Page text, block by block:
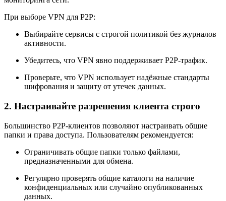
При выборе VPN для P2P:
Выбирайте сервисы с строгой политикой без журналов
активности.
Убедитесь, что VPN явно поддерживает P2P-трафик.
Проверьте, что VPN использует надёжные стандарты
шифрования и защиту от утечек данных.
2. Настраивайте разрешения клиента строго
Большинство P2P-клиентов позволяют настраивать общие
папки и права доступа. Пользователям рекомендуется:
Ограничивать общие папки только файлами,
предназначенными для обмена.
Регулярно проверять общие каталоги на наличие
конфиденциальных или случайно опубликованных
данных.